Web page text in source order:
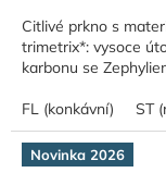
Citlivé prkno s
trimetrix*: vysoce
karbonu se
FL (konkávní) ST
Novinka 2026